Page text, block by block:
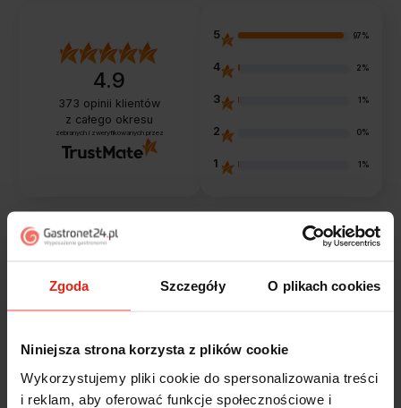
Zgoda Szczegóły O plikach cookies
Niniejsza strona korzysta z plików cookie
Wykorzystujemy pliki cookie do spersonalizowania treści
i reklam, aby oferować funkcje społecznościowe i
4.9
373 opinii klientów
z całego okresu
zebranych i zweryfikowanych przez
5 97%
4 2%
3 1%
2 0%
1 1%
Jak zbieramy opinie?
Marcin zweryfikowano
5